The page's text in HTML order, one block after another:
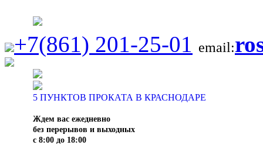
+7(861) 201-25-01 email:
5 ПУНКТОВ ПРОКАТА В КРАСНОДАРЕ
Ждем вас ежедневно
без перерывов и выходных
с 8:00 до 18:00